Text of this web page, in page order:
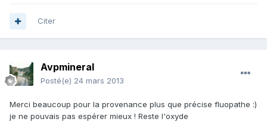
Citer
Avpmineral
Posté(e) 24 mars 2013
Merci beaucoup pour la provenance plus que précise fluopathe :)
je ne pouvais pas espérer mieux ! Reste l'oxyde